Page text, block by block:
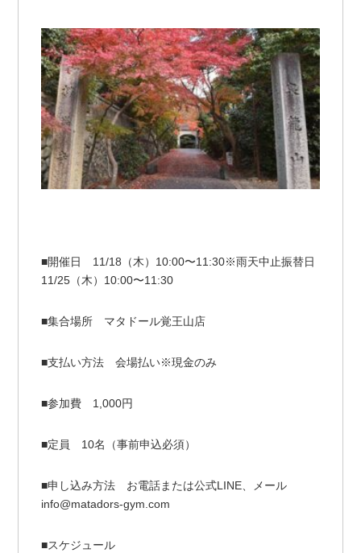
■開催日 11/18（木）10:00〜11:30※雨天中止振替日
11/25（木）10:00〜11:30
■集合場所 マタドール覚王山店
■支払い方法 会場払い※現金のみ
■参加費 1,000円
■定員 10名（事前申込必須）
■申し込み方法 お電話または公式LINE、メール
info@matadors-gym.com
■スケジュール